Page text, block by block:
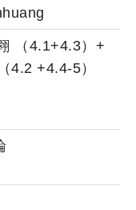
（4.1+4.3）+
4.2 +4.4-5）